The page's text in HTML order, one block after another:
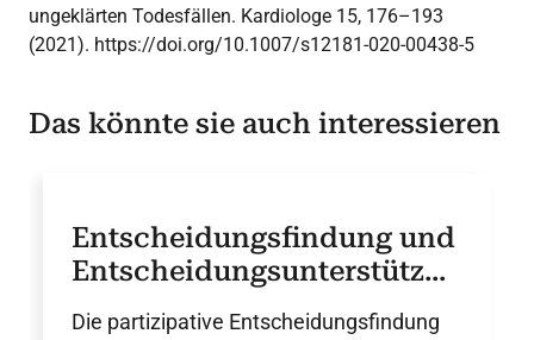
ungeklärten Todesfällen. Kardiologe 15, 176–193
(2021). https://doi.org/10.1007/s12181-020-00438-5
Das könnte sie auch interessieren
Entscheidungsfindung und
Entscheidungsunterstützun
g in der Herzmedizin
Die partizipative Entscheidungsfindung